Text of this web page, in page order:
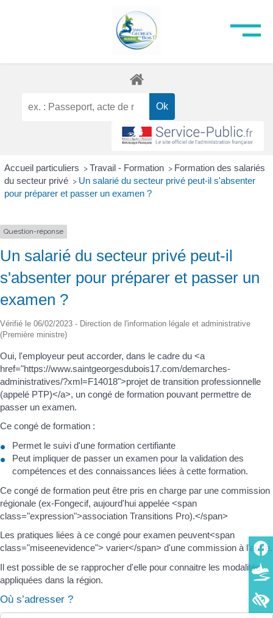
Accueil particuliers > Travail - Formation > Formation des salariés
du secteur privé > Un salarié du secteur privé peut-il s'absenter
pour préparer et passer un examen ?
Question-réponse
Un salarié du secteur privé peut-il
s'absenter pour préparer et passer un
examen ?
Vérifié le 06/02/2023 - Direction de l'information légale et administrative
(Première ministre)
Oui, l'employeur peut accorder, dans le cadre du <a
href="https://www.saintgeorgesdubois17.com/demarches-
administratives/?xml=F14018">projet de transition professionnelle
(appelé PTP)</a>, un congé de formation pouvant permettre de
passer un examen.
Ce congé de formation :
Permet le suivi d'une formation certifiante
Peut impliquer de passer un examen pour la validation des
compétences et des connaissances liées à cette formation.
Ce congé de formation peut être pris en charge par une commission
régionale (ex-Fongecif, aujourd'hui appelée <span
class="expression">association Transitions Pro).</span>
Les pratiques liées à ce congé pour examen peuvent<span
class="miseenevidence"> varier</span> d'une commission à l'autre.
Il est possible de se rapprocher d'elle pour connaitre les modalités
appliquées dans la région.
Où s’adresser ?